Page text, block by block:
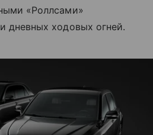
«Роллсами»
дневных ходовых огней.